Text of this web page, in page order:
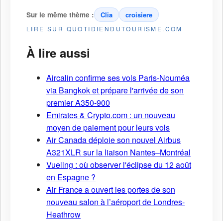
Sur le même thème : Clia croisiere
LIRE SUR QUOTIDIENDUTOURISME.COM
À lire aussi
Aircalin confirme ses vols Paris-Nouméa
via Bangkok et prépare l'arrivée de son
premier A350-900
Emirates & Crypto.com : un nouveau
moyen de paiement pour leurs vols
Air Canada déploie son nouvel Airbus
A321XLR sur la liaison Nantes–Montréal
Vueling : où observer l'éclipse du 12 août
en Espagne ?
Air France a ouvert les portes de son
nouveau salon à l’aéroport de Londres-
Heathrow